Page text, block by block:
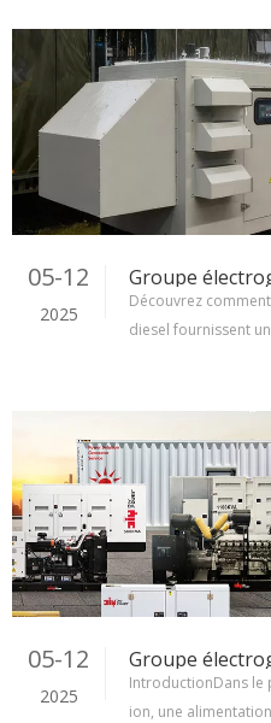
système
couvre une
carrés, avec une
e de production
05-12
2025
Découvrez
diesel fournissent
couvrez les
quoi elles sont
ons de secours
u'une catastrophe
uragan, d'un
05-12
2025
IntroductionDans le
ion, une